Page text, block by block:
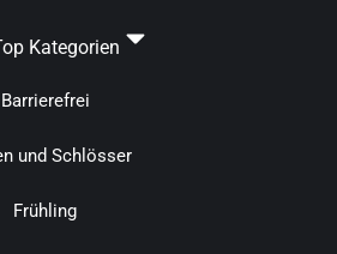
Kategorien
Barrierefrei
und Schlösser
Frühling